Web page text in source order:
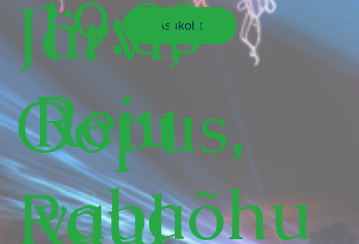
Järvi,
Oopus,
Raul
Asukoht
19:00
Reiu
vabaõhu